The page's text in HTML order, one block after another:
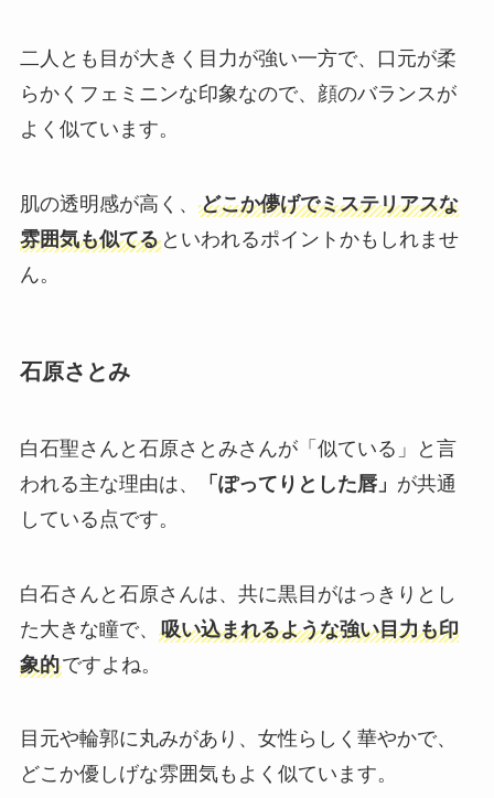
二人とも目が大きく目力が強い一方で、口元が柔
らかくフェミニンな印象なので、顔のバランスが
よく似ています。
肌の透明感が高く、 どこか儚げでミステリアスな
雰囲気も似てるといわれるポイントかもしれませ
ん。
石原さとみ
白石聖さんと石原さとみさんが「似ている」と言
われる主な理由は、
「ぽってりとした唇」 が共通
している点です。
白石さんと石原さんは、共に黒目がはっきりとし
た大きな瞳で、 吸い込まれるような強い目力も印
象的ですよね。
目元や輪郭に丸みがあり、女性らしく華やかで、
どこか優しげな雰囲気もよく似ています。